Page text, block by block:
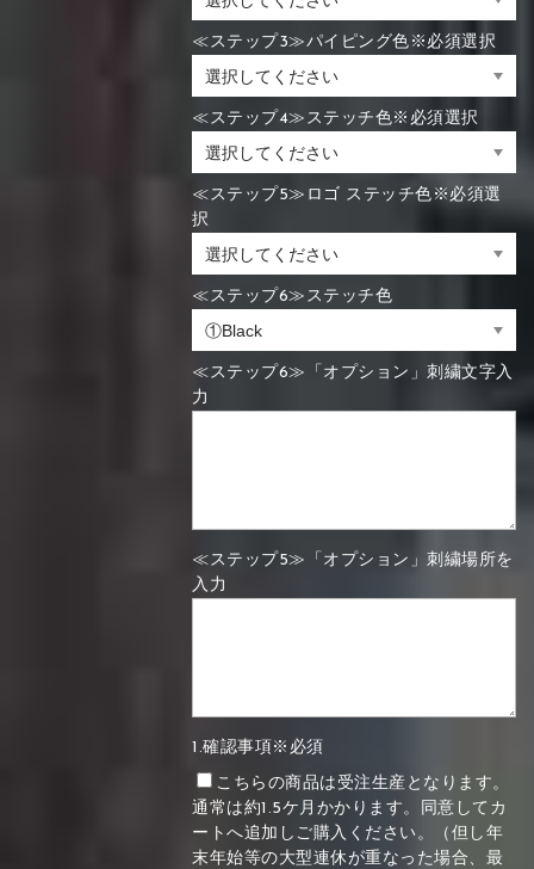
≪ステップ3≫パイピング色※必須選択
≪ステップ4≫ステッチ色※必須選択
≪ステップ5≫ロゴ ステッチ色※必須選
択
≪ステップ6≫ステッチ色
≪ステップ6≫「オプション」刺繍文字入
力
≪ステップ5≫「オプション」刺繍場所を
入力
1.確認事項※必須
こちらの商品は受注生産となります。
通常は約1.5ケ月かかります。同意してカ
ートへ追加しご購入ください。（但し年
末年始等の大型連休が重なった場合、最